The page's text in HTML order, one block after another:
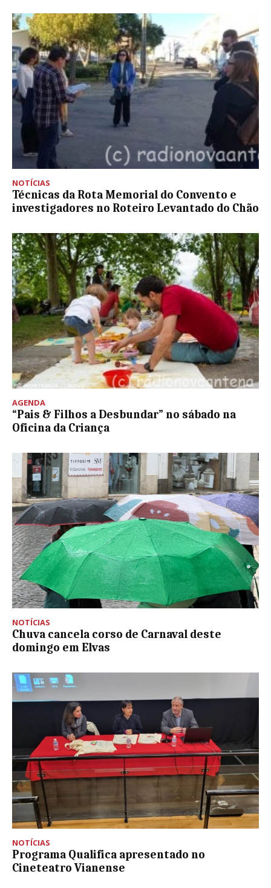
NOTÍCIAS
Técnicas da Rota Memorial do Convento e
investigadores no Roteiro Levantado do Chão
AGENDA
“Pais & Filhos a Desbundar” no sábado na
Oficina da Criança
NOTÍCIAS
Chuva cancela corso de Carnaval deste
domingo em Elvas
NOTÍCIAS
Programa Qualifica apresentado no
Cineteatro Vianense